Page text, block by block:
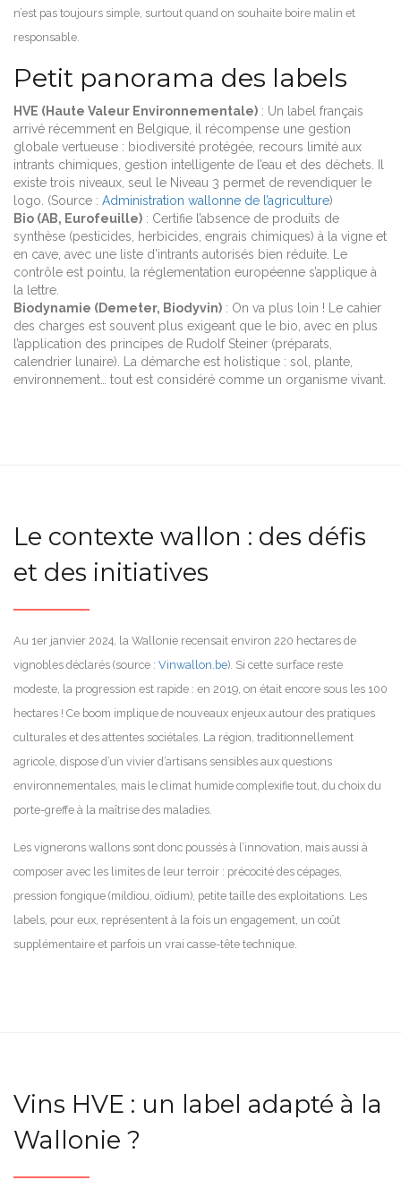
n’est pas toujours simple, surtout quand on souhaite boire malin et
responsable.
Petit panorama des labels
HVE (Haute Valeur Environnementale) : Un label français
arrivé récemment en Belgique, il récompense une gestion
globale vertueuse : biodiversité protégée, recours limité aux
intrants chimiques, gestion intelligente de l’eau et des déchets. Il
existe trois niveaux, seul le Niveau 3 permet de revendiquer le
logo. (Source : Administration wallonne de l’agriculture)
Bio (AB, Eurofeuille) : Certifie l’absence de produits de
synthèse (pesticides, herbicides, engrais chimiques) à la vigne et
en cave, avec une liste d’intrants autorisés bien réduite. Le
contrôle est pointu, la réglementation européenne s’applique à
la lettre.
Biodynamie (Demeter, Biodyvin) : On va plus loin ! Le cahier
des charges est souvent plus exigeant que le bio, avec en plus
l’application des principes de Rudolf Steiner (préparats,
calendrier lunaire). La démarche est holistique : sol, plante,
environnement… tout est considéré comme un organisme vivant.
Le contexte wallon : des défis
et des initiatives
Au 1er janvier 2024, la Wallonie recensait environ 220 hectares de
vignobles déclarés (source : Vinwallon.be). Si cette surface reste
modeste, la progression est rapide : en 2019, on était encore sous les 100
hectares ! Ce boom implique de nouveaux enjeux autour des pratiques
culturales et des attentes sociétales. La région, traditionnellement
agricole, dispose d’un vivier d’artisans sensibles aux questions
environnementales, mais le climat humide complexifie tout, du choix du
porte-greffe à la maîtrise des maladies.
Les vignerons wallons sont donc poussés à l’innovation, mais aussi à
composer avec les limites de leur terroir : précocité des cépages,
pression fongique (mildiou, oïdium), petite taille des exploitations. Les
labels, pour eux, représentent à la fois un engagement, un coût
supplémentaire et parfois un vrai casse-tête technique.
Vins HVE : un label adapté à la
Wallonie ?